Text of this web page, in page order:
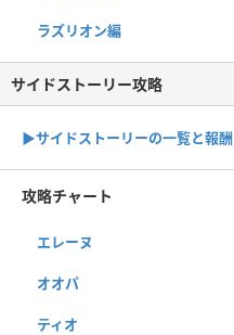
ラズリオン編
サイドストーリー攻略
▶サイドストーリーの一覧と報酬
攻略チャート
エレーヌ
オオパ
ティオ